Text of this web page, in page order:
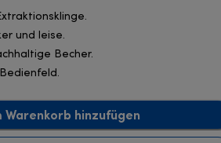
und leise.
Becher.
Warenkorb hinzufügen